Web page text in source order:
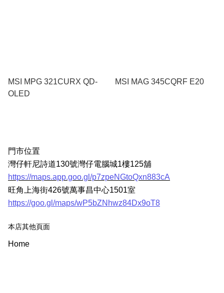
MSI MPG 321CURX QD-
OLED
MSI MAG 345CQRF E20
門市位置
灣仔軒尼詩道130號灣仔電腦城1樓125舖
https://maps.app.goo.gl/p7zpeNGtoQxn883cA
旺角上海街426號萬事昌中心1501室
https://goo.gl/maps/wP5bZNhwz84Dx9oT8
本店其他頁面
Home